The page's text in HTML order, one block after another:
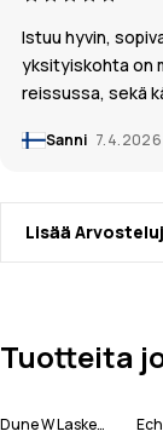
Istuu hyvin,
yksityiskohta on
reissussa, sekä
Sanni 7.4.2026
Lisää
Tuotteita
Dune W Laskettelutakki Naiset